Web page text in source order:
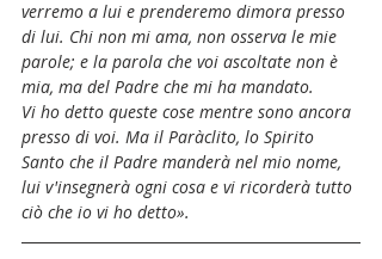
verremo a lui e prenderemo dimora presso
di lui. Chi non mi ama, non osserva le mie
parole; e la parola che voi ascoltate non è
mia, ma del Padre che mi ha mandato.
Vi ho detto queste cose mentre sono ancora
presso di voi. Ma il Paràclito, lo Spirito
Santo che il Padre manderà nel mio nome,
lui v'insegnerà ogni cosa e vi ricorderà tutto
ciò che io vi ho detto».